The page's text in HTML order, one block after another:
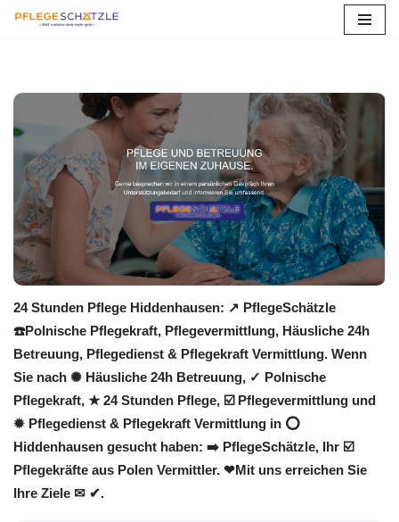
springen
24 Stunden Pflege Hiddenhausen: ↗️ PflegeSchätzle
☎️Polnische Pflegekraft, Pflegevermittlung, Häusliche 24h
Betreuung, Pflegedienst & Pflegekraft Vermittlung. Wenn
Sie nach ✺ Häusliche 24h Betreuung, ✓ Polnische
Pflegekraft, ★ 24 Stunden Pflege, ☑️ Pflegevermittlung und
✹ Pflegedienst & Pflegekraft Vermittlung in ⭕
Hiddenhausen gesucht haben: ➡️ PflegeSchätzle, Ihr ☑️
Pflegekräfte aus Polen Vermittler. ❤Mit uns erreichen Sie
Ihre Ziele ✉ ✔.